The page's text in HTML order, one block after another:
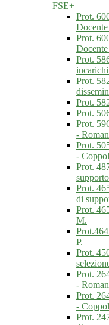
FSE+
Prot.
Prot.
Prot.
Prot.
Prot.
Prot.
Prot.
-
Prot.
-
Prot.
Prot.
di
Prot.
M.
P.
Prot.
Prot.
-
Prot.
-
Prot.